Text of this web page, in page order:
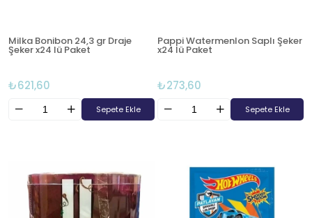
Milka Bonibon 24,3 gr Draje
Şeker x24 lü Paket
₺621,60
Sepete Ekle
Pappi Watermenlon Saplı Şeker
x24 lü Paket
₺273,60
Sepete Ekle